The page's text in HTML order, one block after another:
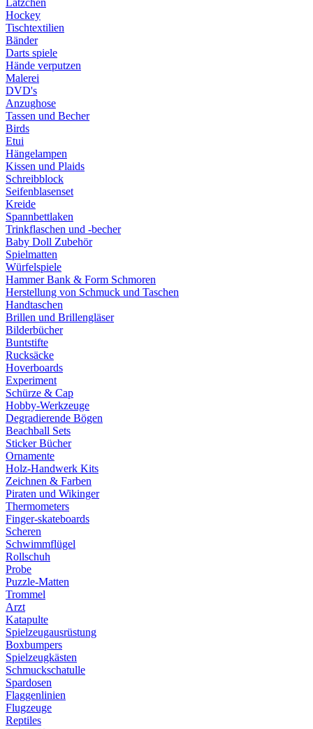
Lätzchen
Hockey
Tischtextilien
Bänder
Darts spiele
Hände verputzen
Malerei
DVD's
Anzughose
Tassen und Becher
Birds
Etui
Hängelampen
Kissen und Plaids
Schreibblock
Seifenblasenset
Kreide
Spannbettlaken
Trinkflaschen und -becher
Baby Doll Zubehör
Spielmatten
Würfelspiele
Hammer Bank & Form Schmoren
Herstellung von Schmuck und Taschen
Handtaschen
Brillen und Brillengläser
Bilderbücher
Buntstifte
Rucksäcke
Hoverboards
Experiment
Schürze & Cap
Hobby-Werkzeuge
Degradierende Bögen
Beachball Sets
Sticker Bücher
Ornamente
Holz-Handwerk Kits
Zeichnen & Farben
Piraten und Wikinger
Thermometers
Finger-skateboards
Scheren
Schwimmflügel
Rollschuh
Probe
Puzzle-Matten
Trommel
Arzt
Katapulte
Spielzeugausrüstung
Boxbumpers
Spielzeugkästen
Schmuckschatulle
Spardosen
Flaggenlinien
Flugzeuge
Reptiles